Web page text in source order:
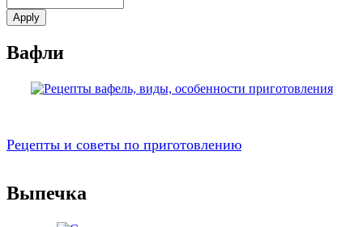
Вафли
Рецепты и советы по приготовлению
Выпечка